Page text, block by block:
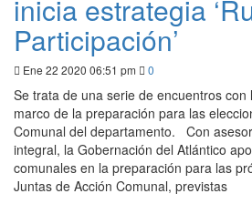
inicia estrategia
Participación’
Ene 22 2020 06:51 pm 0
Se trata de una serie de encuentros con
marco de la preparación para las
Comunal del departamento. Con
integral, la Gobernación del Atlántico
comunales en la preparación para las
Juntas de Acción Comunal, previstas